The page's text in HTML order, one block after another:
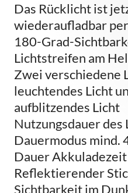
Das Rücklicht ist
wiederaufladbar
180-Grad-
Lichtstreifen am
Zwei verschiedene
leuchtendes Licht
aufblitzendes Licht
Nutzungsdauer des
Dauermodus mind.
Dauer Akkuladezeit
Reflektierender
Sichtbarkeit im